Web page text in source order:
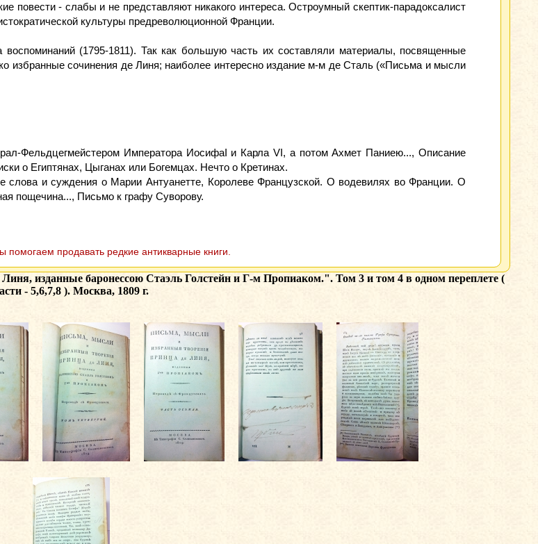
повести - слабы и не представляют никакого интереса. Остроумный скептик-парадоксалист
культуры предреволюционной Франции.
(1795-1811). Так как большую часть их составляли материалы, посвященные
избранные сочинения де Линя; наиболее интересно издание м-м де Сталь («Письма и мысли
Фельдцегмейстером Императора ИосифаI и Карла VI, а потом Ахмет Паниею..., Описание
о Египтянах, Цыганах или Богемцах. Нечто о Кретинах.
и суждения о Марии Антуанетте, Королеве Французской. О водевилях во Франции. О
пощечина..., Письмо к графу Суворову.
помогаем продавать редкие антикварные книги.
изданные баронессою Стаэль Голстейн и Г-м Пропиаком.". Том 3 и том 4 в одном переплете (
- 5,6,7,8 ). Москва, 1809 г.